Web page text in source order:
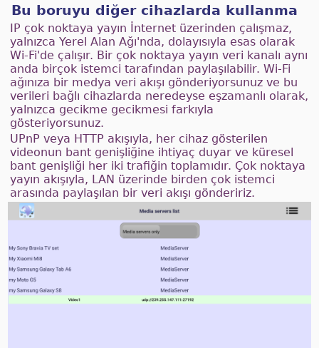
Bu boruyu diğer cihazlarda kullanma
IP çok noktaya yayın İnternet üzerinden çalışmaz,
yalnızca Yerel Alan Ağı'nda, dolayısıyla esas olarak
Wi-Fi'de çalışır. Bir çok noktaya yayın veri kanalı aynı
anda birçok istemci tarafından paylaşılabilir. Wi-Fi
ağınıza bir medya veri akışı gönderiyorsunuz ve bu
verileri bağlı cihazlarda neredeyse eşzamanlı olarak,
yalnızca gecikme gecikmesi farkıyla
gösteriyorsunuz.
UPnP veya HTTP akışıyla, her cihaz gösterilen
videonun bant genişliğine ihtiyaç duyar ve küresel
bant genişliği her iki trafiğin toplamıdır. Çok noktaya
yayın akışıyla, LAN üzerinde birden çok istemci
arasında paylaşılan bir veri akışı göndeririz.